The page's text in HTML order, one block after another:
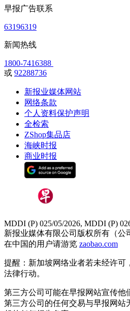
早报广告联系
63196319
新闻热线
1800-7416388
或 92288736
新报业媒体网站
网络条款
个人资料保护声明
全检索
ZShop集品店
海峡时报
商业时报
MDDI (P) 025/05/2026, MDDI (P)
新报业媒体有限公司版权所有（公
在中国的用户请游览 zaobao.com
提醒：新加坡网络业者若未经许可
法律行动。
第三方公司可能在早报网站宣传他
第三方公司的任何交易与早报网站